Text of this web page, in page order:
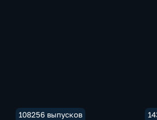
108256 выпусков